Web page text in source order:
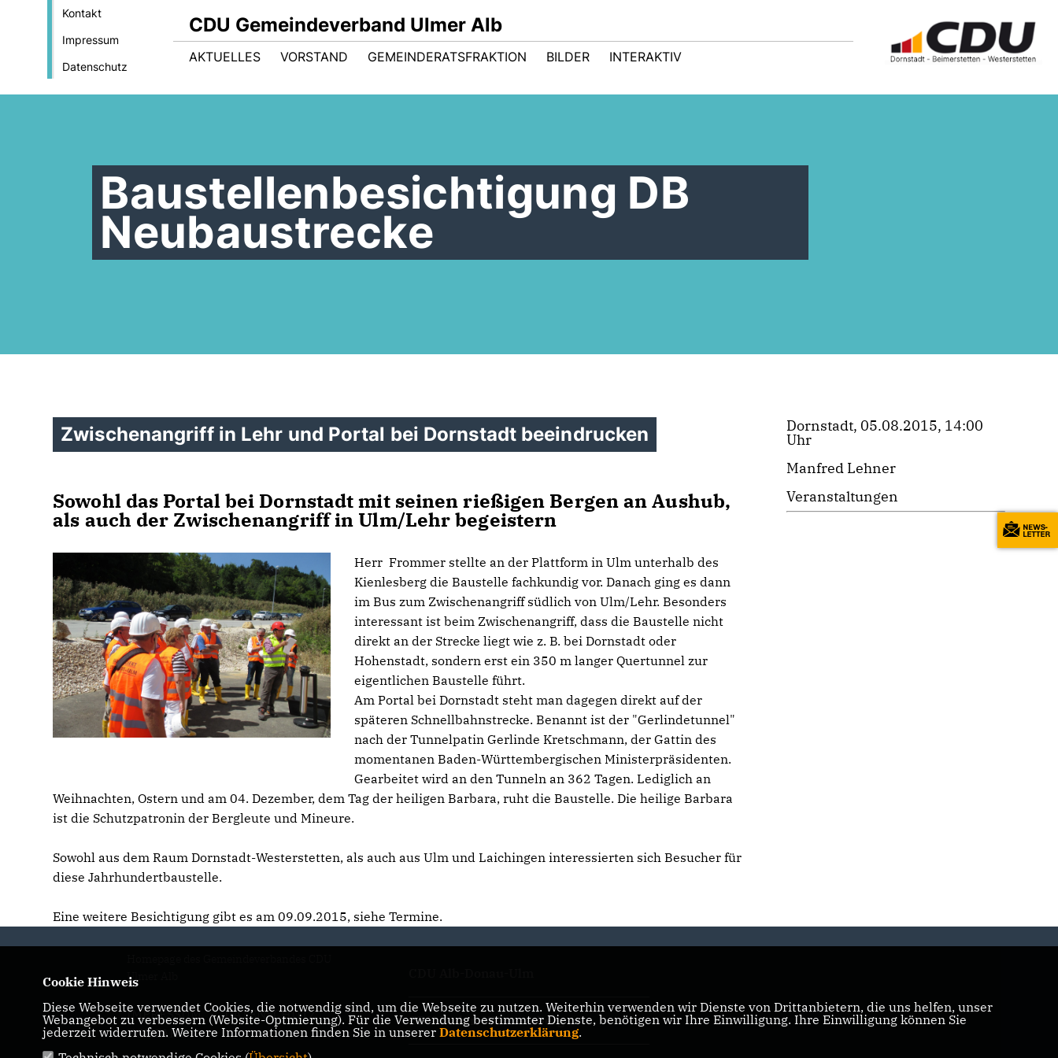
Kontakt
Impressum
Datenschutz
CDU Gemeindeverband Ulmer Alb
AKTUELLES VORSTAND GEMEINDERATSFRAKTION BILDER INTERAKTIV
Baustellenbesichtigung DB
Neubaustrecke
Zwischenangriff in Lehr und Portal bei Dornstadt beeindrucken
Sowohl das Portal bei Dornstadt mit seinen rießigen Bergen an Aushub,
als auch der Zwischenangriff in Ulm/Lehr begeistern
Herr Frommer stellte an der Plattform in Ulm unterhalb des
Kienlesberg die Baustelle fachkundig vor. Danach ging es dann
im Bus zum Zwischenangriff südlich von Ulm/Lehr. Besonders
interessant ist beim Zwischenangriff, dass die Baustelle nicht
direkt an der Strecke liegt wie z. B. bei Dornstadt oder
Hohenstadt, sondern erst ein 350 m langer Quertunnel zur
eigentlichen Baustelle führt.
Am Portal bei Dornstadt steht man dagegen direkt auf der
späteren Schnellbahnstrecke. Benannt ist der "Gerlindetunnel"
nach der Tunnelpatin Gerlinde Kretschmann, der Gattin des
momentanen Baden-Württembergischen Ministerpräsidenten.
Gearbeitet wird an den Tunneln an 362 Tagen. Lediglich an
Weihnachten, Ostern und am 04. Dezember, dem Tag der heiligen Barbara, ruht die Baustelle. Die heilige Barbara
ist die Schutzpatronin der Bergleute und Mineure.
Sowohl aus dem Raum Dornstadt-Westerstetten, als auch aus Ulm und Laichingen interessierten sich Besucher für
diese Jahrhundertbaustelle.
Eine weitere Besichtigung gibt es am 09.09.2015, siehe Termine.
Dornstadt, 05.08.2015, 14:00
Uhr
Manfred Lehner
Veranstaltungen
Ulmer Alb
IMPRESSUM
DATENSCHUTZ
KONTAKT
CDU Baden-Württemberg
Cookie Hinweis
Diese Webseite verwendet Cookies, die notwendig sind, um die Webseite zu nutzen. Weiterhin verwenden wir Dienste von Drittanbietern, die uns helfen, unser
Webangebot zu verbessern (Website-Optmierung). Für die Verwendung bestimmter Dienste, benötigen wir Ihre Einwilligung. Ihre Einwilligung können Sie
jederzeit widerrufen. Weitere Informationen finden Sie in unserer Datenschutzerklärung.